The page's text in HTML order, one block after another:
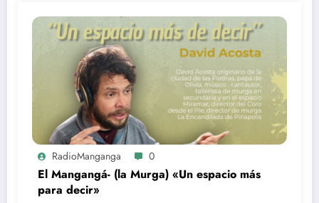
RadioManganga 0
El Mangangá- (la Murga) «Un espacio más
para decir»